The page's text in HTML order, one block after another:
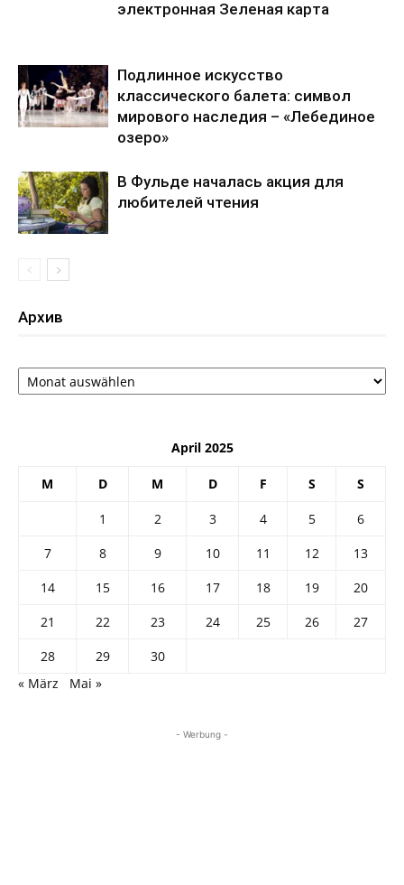
электронная Зеленая карта
Подлинное искусство
классического балета: символ
мирового наследия – «Лебединое
озеро»
В Фульде началась акция для
любителей чтения
Архив
Архив
April 2025
M D M D F S S
1 2 3 4 5
6
7
8 9 10 11 12
13
14
15 16 17 18 19
20
21
22 23 24 25 26
27
28
29
30
« März
Mai »
- Werbung -